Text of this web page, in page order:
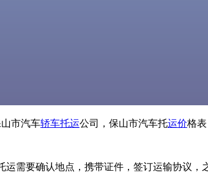
山市汽车轿车托运公司，保山市汽车托运价格
运需要确认地点，携带证件，签订运输协议，